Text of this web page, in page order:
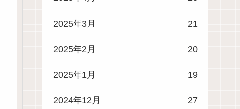
2025年3月 21
2025年2月 20
2025年1月 19
2024年12月 27